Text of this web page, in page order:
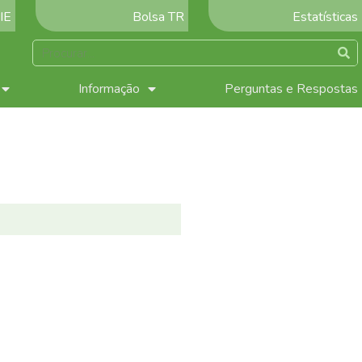
Bolsa TR Estatísticas
Informação Perguntas e Respostas